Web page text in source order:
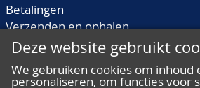
Betalingen
Verzenden en ophalen
Veilingtermen
Kwaliteitsomschrijvingen
Deze website gebruikt
We gebruiken cookies om inhoud
personaliseren, om functies voor